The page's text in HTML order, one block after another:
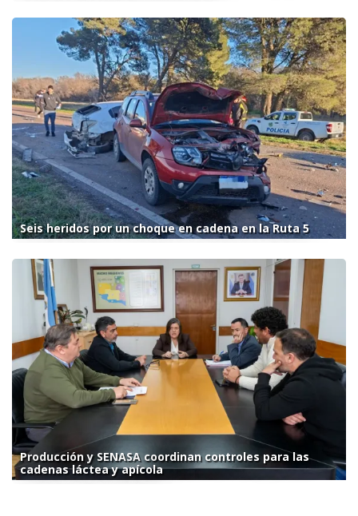
Seis heridos por un choque en cadena en la Ruta 5
Producción y SENASA coordinan controles para las
cadenas láctea y apícola